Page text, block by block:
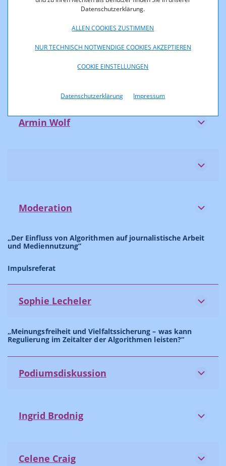
Datenschutzerklärung.
ALLEN COOKIES ZUSTIMMEN
NUR TECHNISCH NOTWENDIGE COOKIES AKZEPTIEREN
COOKIE EINSTELLUNGEN
Datenschutzerklärung Impressum
Armin Wolf
Moderation
„Der Einfluss von Algorithmen auf journalistische Arbeit
und Mediennutzung”
Impulsreferat
Sophie Lecheler
„Meinungsfreiheit und Vielfaltssicherung – was kann
Regulierung im Zeitalter der Algorithmen leisten?“
Podiumsdiskussion
Ingrid Brodnig
Celene Craig